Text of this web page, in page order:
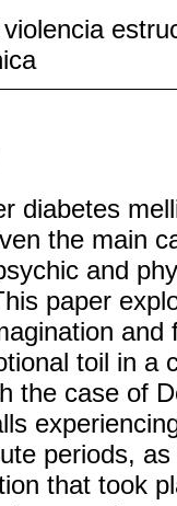
violencia
diabetes
the main
and
paper
toil in a
the case of
periods,
that took